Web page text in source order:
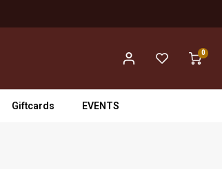
0
Giftcards EVENTS